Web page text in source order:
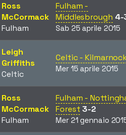
Ross
McCormack
Fulham
Fulham -
Middlesbrough 4-
Sab 25 aprile 2015
Leigh
Griffiths
Celtic
Celtic -
Mer 15 aprile 2015
Ross
McCormack
Fulham
Fulham -
Forest 3-2
Mer 21 gennaio